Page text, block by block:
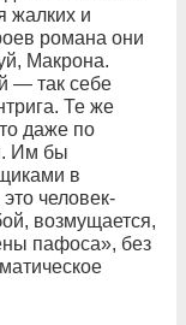
жалких и
романа они
Макрона.
— так себе
Те же
даже по
Им бы
в
человек-
возмущается,
пафоса», без